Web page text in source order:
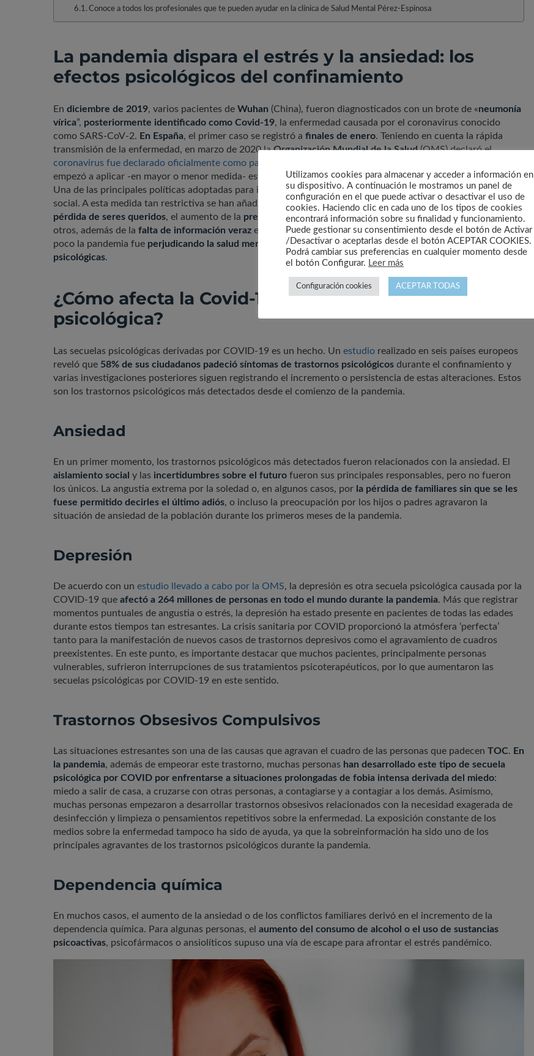
Conoce a todos los profesionales que te pueden ayudar en la clínica de Salud Mental Pérez-Espinosa
La pandemia dispara el estrés y la ansiedad: los
efectos psicológicos del confinamiento
En diciembre de 2019, varios pacientes de Wuhan (China), fueron diagnosticados con un brote de «neumonía
vírica”, posteriormente identificado como Covid-19, la enfermedad causada por el coronavirus conocido
como SARS-CoV-2. En España, el primer caso se registró a finales de enero. Teniendo en cuenta la rápida
transmisión de la enfermedad, en marzo de 2020 laOrganización Mundial de la Salud(OMS) declaró el
coronavirus fue declarado oficialmente como pandemia
empezó a aplicar -en mayor o menor medida- estrategias para combatir la propagación de la enfermedad.
Una de las principales políticas adoptadas para impedir el crecimiento de los contagios fue el aislamiento
social. A esta medida tan restrictiva se han añadido otros agravantes como la inestabilidad económica, la
pérdida de seres queridos, el aumento de la presión en el trabajoen algunos casos o el desempleo en muchos
otros, además de la falta de información veraz en un escenario de totalincertidumbre. En este marco, poco a
poco la pandemia fue perjudicando la salud mental de las personas dejando cada vez más secuelas
psicológicas.
¿Cómo afecta la Covid-19 a nuestra salud
psicológica?
Las secuelas psicológicas derivadas por COVID-19 es un hecho. Un estudio realizado en seis países europeos
reveló que 58% de sus ciudadanos padeció síntomas de trastornos psicológicos durante el confinamiento y
varias investigaciones posteriores siguen registrando el incremento o persistencia de estas alteraciones. Estos
son los trastornos psicológicos más detectados desde el comienzo de la pandemia.
Ansiedad
En un primer momento, los trastornos psicológicos más detectados fueron relacionados con la ansiedad. El
aislamiento social y las incertidumbres sobre el futuro fueron sus principales responsables, pero no fueron
los únicos. La angustia extrema por la soledad o, en algunos casos, por la pérdida de familiares sin que se les
fuese permitido decirles el último adiós, o incluso la preocupación por los hijos o padres agravaron la
situación de ansiedad de la población durante los primeros meses de la pandemia.
Depresión
De acuerdo con un estudio llevado a cabo por la OMS, la depresión es otra secuela psicológica causada por la
COVID-19 que afectó a 264 millones de personas en todo el mundo durante la pandemia. Más que registrar
momentos puntuales de angustia o estrés, la depresión ha estado presente en pacientes de todas las edades
durante estos tiempos tan estresantes. La crisis sanitaria por COVID proporcionó la atmósfera ‘perfecta’
tanto para la manifestación de nuevos casos de trastornos depresivos como el agravamiento de cuadros
preexistentes. En este punto, es importante destacar que muchos pacientes, principalmente personas
vulnerables, sufrieron interrupciones de sus tratamientos psicoterapéuticos, por lo que aumentaron las
secuelas psicológicas por COVID-19 en este sentido.
Trastornos Obsesivos Compulsivos
Las situaciones estresantes son una de las causas que agravan el cuadro de las personas que padecen TOC. En
la pandemia, además de empeorar este trastorno, muchas personas han desarrollado este tipo de secuela
psicológica por COVID por enfrentarse a situaciones prolongadas de fobia intensa derivada del miedo:
miedo a salir de casa, a cruzarse con otras personas, a contagiarse y a contagiar a los demás. Asimismo,
muchas personas empezaron a desarrollar trastornos obsesivos relacionados con la necesidad exagerada de
desinfección y limpieza o pensamientos repetitivos sobre la enfermedad. La exposición constante de los
medios sobre la enfermedad tampoco ha sido de ayuda, ya que la sobreinformación ha sido uno de los
principales agravantes de los trastornos psicológicos durante la pandemia.
Dependencia química
En muchos casos, el aumento de la ansiedad o de los conflictos familiares derivó en el incremento de la
dependencia química. Para algunas personas, el aumento del consumo de alcohol o el uso de sustancias
psicoactivas, psicofármacos o ansiolíticos supuso una vía de escape para afrontar el estrés pandémico.
Utilizamos cookies para almacenar y acceder a información en
su dispositivo. A continuación le mostramos un panel de
configuración en el que puede activar o desactivar el uso de
cookies. Haciendo clic en cada uno de los tipos de cookies
encontrará información sobre su finalidad y funcionamiento.
Puede gestionar su consentimiento desde el botón de Activar
/Desactivar o aceptarlas desde el botón ACEPTAR COOKIES.
Podrá cambiar sus preferencias en cualquier momento desde
el botón Configurar. Leer más
Configuración cookies ACEPTAR TODAS